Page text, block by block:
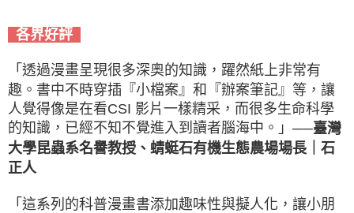
各界好評
「透過漫畫呈現很多深奧的知識，躍然紙上非常有
趣。書中不時穿插『小檔案』和『辦案筆記』等，讓
人覺得像是在看CSI 影片一樣精采，而很多生命科學
的知識，已經不知不覺進入到讀者腦海中。」 ──臺灣
大學昆蟲系名譽教授、蜻蜓石有機生態農場場長｜石
正人
「這系列的科普漫畫書添加趣味性與擬人化，讓小朋